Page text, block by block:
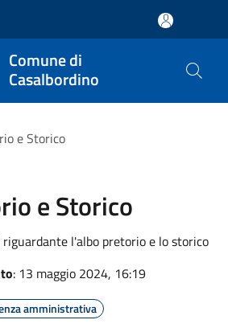
Comune di
Casalbordino
e Storico
e Storico
l'albo pretorio e lo storico
: 13 maggio 2024, 16:19
amministrativa